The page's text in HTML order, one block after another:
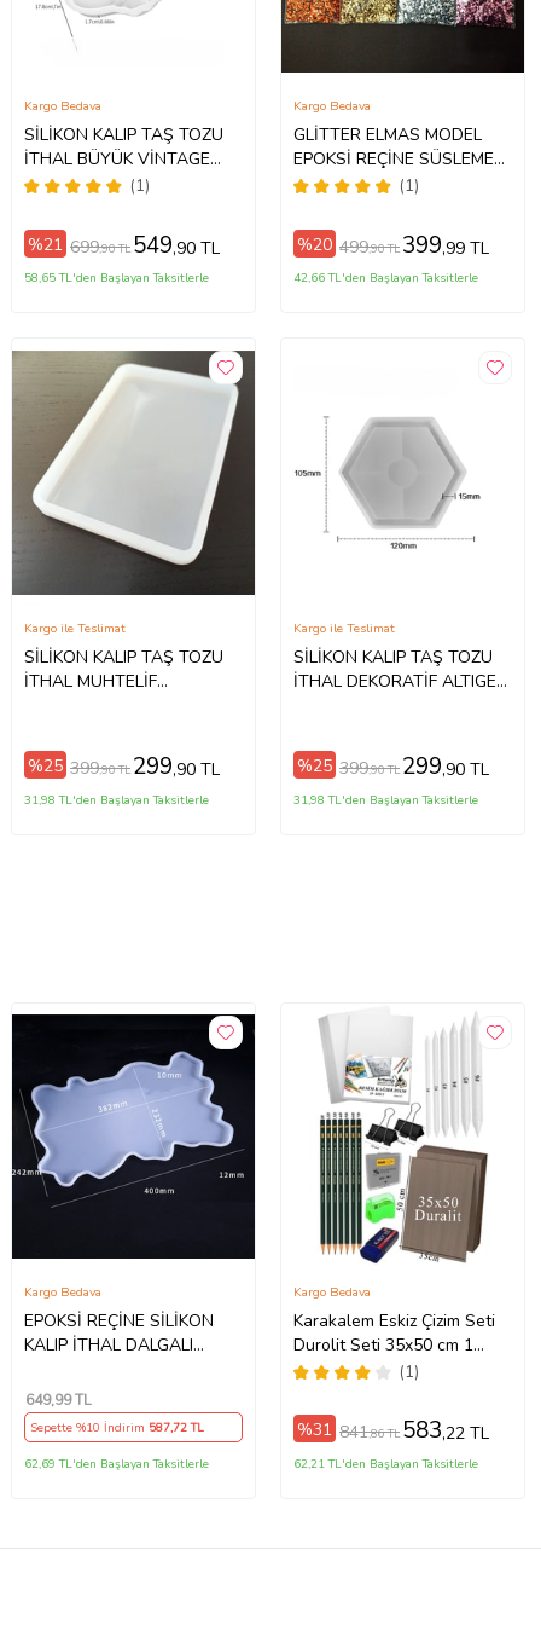
SİLİKON KALIP TAŞ TOZU
İTHAL BÜYÜK VİNTAGE
DANTELLİ MODEL TABAK
HB180-0151 (Beyaz)
(1)
Kargo Bedava
%21 699,90 TL 549,90 TL
58,65 TL'den Başlayan Taksitlerle
GLİTTER ELMAS MODEL
EPOKSİ REÇİNE SÜSLEME
PULU NAİL ART MAKYAJ
120 GRAM (Çok Renkli)
(1)
Kargo Bedava
%20 499,90 TL 399,99 TL
42,66 TL'den Başlayan Taksitlerle
SİLİKON KALIP TAŞ TOZU
İTHAL MUHTELİF
HB60-0188 (Beyaz)
Kargo ile Teslimat
%25 399,90 TL 299,90 TL
31,98 TL'den Başlayan Taksitlerle
SİLİKON KALIP TAŞ TOZU
İTHAL DEKORATİF ALTIGEN
0186 (Beyaz)
Kargo ile Teslimat
%25 399,90 TL 299,90 TL
31,98 TL'den Başlayan Taksitlerle
EPOKSİ REÇİNE SİLİKON
KALIP İTHAL DALGALI
TEPSİ SİLİKON KALIP
HB170215-0016 (Beyaz)
Kargo Bedava
649,99 TL
Sepette %10 İndirim 587,72 TL
62,69 TL'den Başlayan Taksitlerle
Karakalem Eskiz Çizim Seti
Durolit Seti 35x50 cm 1
Paket Pastel Dağıtıcı Kalem
Seti Hamur Silgi Sınav
Silgisi (Naturel)
(1)
Kargo Bedava
%31 841,86 TL 583,22 TL
62,21 TL'den Başlayan Taksitlerle